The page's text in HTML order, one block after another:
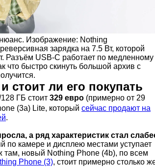
Изображение: Nothing
зарядка на 7.5 Вт, которой
Разъём USB-C работает по медленному
что быстро скинуть большой архив с
стоит ли его покупать
ГБ стоит 329 евро (примерно от 29
(3a) Lite, который сейчас продают на
.
а ряд характеристик стал
по камере и дисплею местами уступает
новый Nothing Phone (4b), по всем
Phone (3), стоит примерно столько